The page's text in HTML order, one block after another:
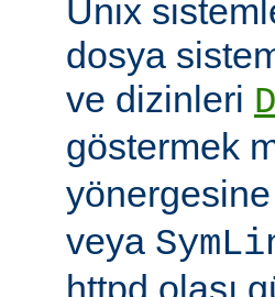
Unix
dosya
ve dizinleri
göstermek
veya